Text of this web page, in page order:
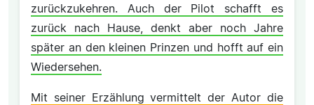
zurückzukehren. Auch der Pilot schafft es
zurück nach Hause, denkt aber noch Jahre
später an den kleinen Prinzen und hofft auf ein
Wiedersehen.
Mit seiner Erzählung vermittelt der Autor die